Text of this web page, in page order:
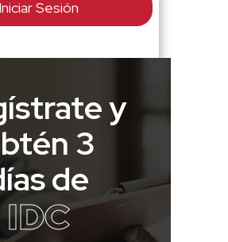
Iniciar Sesión
y
3
de
IDC